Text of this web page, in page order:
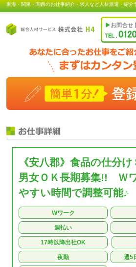
東海・関東・関西のお仕事紹介・求人など人材派遣・紹介
《安八郡》食品の仕分
男女ＯＫ長期募集!! Ｗ
やすい時間で調整可能♪
Wワーク
週払い
17時以降出社OK
夜勤 週5